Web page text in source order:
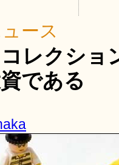
ース
レクショ
である